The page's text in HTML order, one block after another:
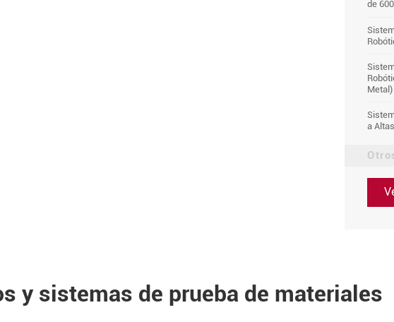
de
Metal)
a
y sistemas de prueba de materiales